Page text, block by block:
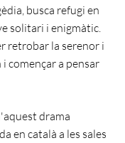
busca refugi en
solitari i enigmàtic.
retrobar la serenor i
començar a pensar
drama
en català a les sales